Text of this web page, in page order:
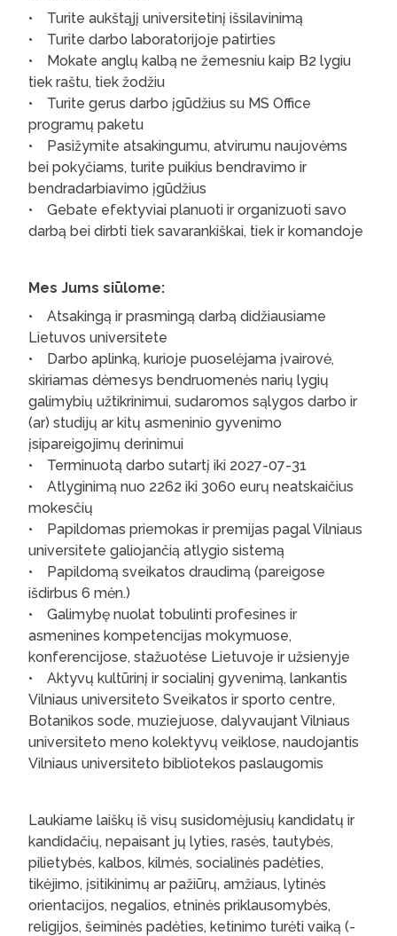
• Turite aukštąjį universitetinį išsilavinimą
• Turite darbo laboratorijoje patirties
• Mokate anglų kalbą ne žemesniu kaip B2 lygiu
tiek raštu, tiek žodžiu
• Turite gerus darbo įgūdžius su MS Office
programų paketu
• Pasižymite atsakingumu, atvirumu naujovėms
bei pokyčiams, turite puikius bendravimo ir
bendradarbiavimo įgūdžius
• Gebate efektyviai planuoti ir organizuoti savo
darbą bei dirbti tiek savarankiškai, tiek ir komandoje
Mes Jums siūlome:
• Atsakingą ir prasmingą darbą didžiausiame
Lietuvos universitete
• Darbo aplinką, kurioje puoselėjama įvairovė,
skiriamas dėmesys bendruomenės narių lygių
galimybių užtikrinimui, sudaromos sąlygos darbo ir
(ar) studijų ar kitų asmeninio gyvenimo
įsipareigojimų derinimui
• Terminuotą darbo sutartį iki 2027-07-31
• Atlyginimą nuo 2262 iki 3060 eurų neatskaičius
mokesčių
• Papildomas priemokas ir premijas pagal Vilniaus
universitete galiojančią atlygio sistemą
• Papildomą sveikatos draudimą (pareigose
išdirbus 6 mėn.)
• Galimybę nuolat tobulinti profesines ir
asmenines kompetencijas mokymuose,
konferencijose, stažuotėse Lietuvoje ir užsienyje
• Aktyvų kultūrinį ir socialinį gyvenimą, lankantis
Vilniaus universiteto Sveikatos ir sporto centre,
Botanikos sode, muziejuose, dalyvaujant Vilniaus
universiteto meno kolektyvų veiklose, naudojantis
Vilniaus universiteto bibliotekos paslaugomis
Laukiame laiškų iš visų susidomėjusių kandidatų ir
kandidačių, nepaisant jų lyties, rasės, tautybės,
pilietybės, kalbos, kilmės, socialinės padėties,
tikėjimo, įsitikinimų ar pažiūrų, amžiaus, lytinės
orientacijos, negalios, etninės priklausomybės,
religijos, šeiminės padėties, ketinimo turėti vaiką (-